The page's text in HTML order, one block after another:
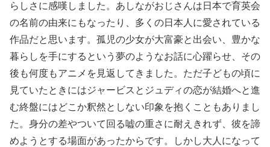
らしさに感嘆しました。あしながおじさんは日本で育英会
の名前の由来にもなったり、多くの日本人に愛されている
作品だと思います。孤児の少女が大富豪と出会い、豊かな
暮らしを手にするという夢のようなお話に心躍らせ、その
後も何度もアニメを見返してきました。ただ子どもの頃に
見ていたときにはジャービスとジュディの恋が結婚へと進
む終盤にはどこか釈然としない印象を抱くこともありまし
た。身分の差やついて回る嘘の重さに耐えきれず、彼を諦
めようとする場面があったからです。しかし大人になって